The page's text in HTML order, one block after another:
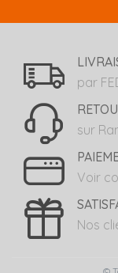
par
sur
Voir
Nos
©